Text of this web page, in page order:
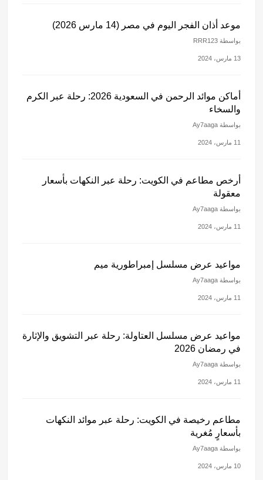
موعد أذان الفجر اليوم في مصر (14 مارس 2026)
بواسطة RRR123
13 مارس، 2024
أماكن موائد الرحمن في السعودية 2026: رحلة عبر الكرم
والسخاء
بواسطة Ay7aaga
11 مارس، 2024
أرخص مطاعم في الكويت: رحلة عبر النكهات بأسعار
معقولة
بواسطة Ay7aaga
11 مارس، 2024
مواعيد عرض مسلسل إمبراطورية ميم
بواسطة Ay7aaga
11 مارس، 2024
مواعيد عرض مسلسل العتاولة: رحلة عبر التشويق والإثارة
في رمضان 2026
بواسطة Ay7aaga
11 مارس، 2024
مطاعم رخيصة في الكويت: رحلة عبر موائد النكهات
بأسعارٍ مُغرية
بواسطة Ay7aaga
10 مارس، 2024